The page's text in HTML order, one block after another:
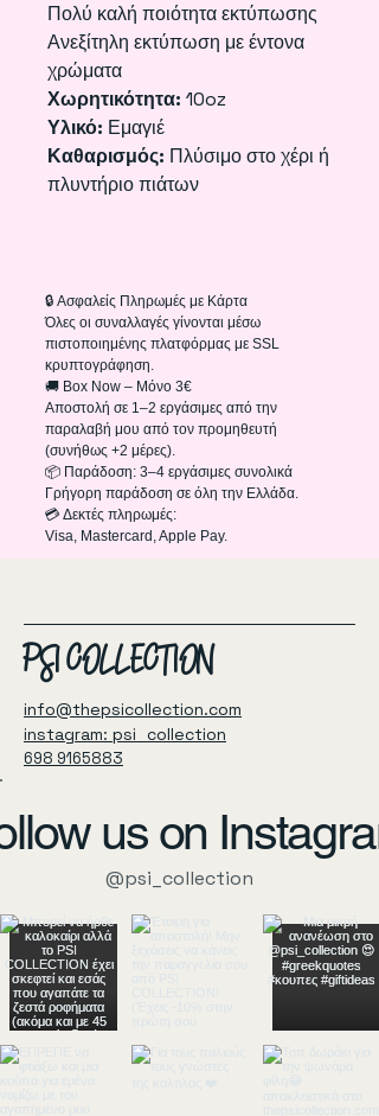
Πολύ καλή ποιότητα εκτύπωσης
Ανεξίτηλη εκτύπωση με έντονα
χρώματα
Χωρητικότητα: 10oz
Υλικό: Εμαγιέ
Καθαρισμός: Πλύσιμο στο χέρι ή
πλυντήριο πιάτων
🔒 Ασφαλείς Πληρωμές με Κάρτα
Όλες οι συναλλαγές γίνονται μέσω
πιστοποιημένης πλατφόρμας με SSL
κρυπτογράφηση.
🚚 Box Now – Μόνο 3€
Αποστολή σε 1–2 εργάσιμες από την
παραλαβή μου από τον προμηθευτή
(συνήθως +2 μέρες).
📦 Παράδοση: 3–4 εργάσιμες συνολικά
Γρήγορη παράδοση σε όλη την Ελλάδα.
💳 Δεκτές πληρωμές:
Visa, Mastercard, Apple Pay.
PSI COLLECTION
info@thepsicollection.com
instagram: psi_collection
698 9165883
us on
@psi_collection